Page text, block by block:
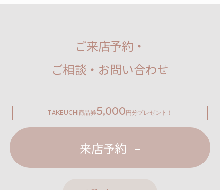
ご来店予約・
ご相談・お問い合わせ
TAKEUCHI商品券5,000 円分プレゼント！
来店予約